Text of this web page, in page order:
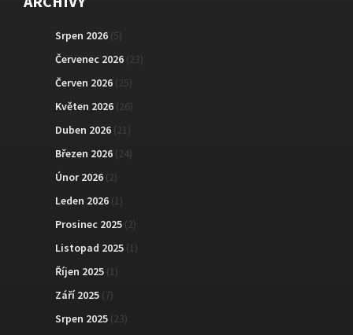
Srpen 2026 (5)
Červenec 2026 (23)
Červen 2026 (25)
Květen 2026 (26)
Duben 2026 (21)
Březen 2026 (24)
Únor 2026 (2)
Leden 2026 (1)
Prosinec 2025 (2)
Listopad 2025 (1)
Říjen 2025 (1)
Září 2025 (7)
Srpen 2025 (23)